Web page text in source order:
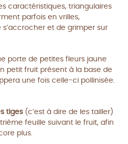
caractéristiques, triangulaires
parfois en vrilles,
et de grimper sur
porte de petites fleurs jaune
petit fruit présent à la base de
une fois celle-ci pollinisée.
tiges (c’est à dire de les tailler)
feuille suivant le fruit, afin
plus.